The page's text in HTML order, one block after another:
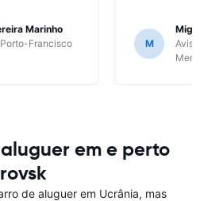
Marinho
Francisco
M
Avis
em e perto
de aluguer em Ucrânia, mas